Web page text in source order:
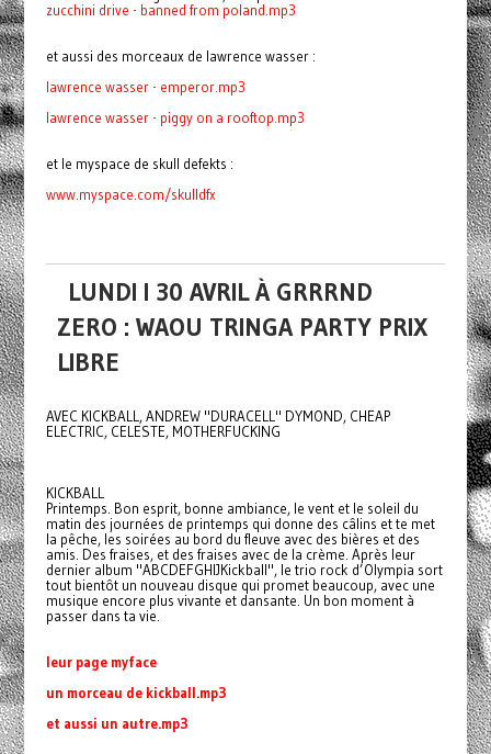
zucchini drive - banned from poland.mp3
et aussi des morceaux de lawrence wasser :
lawrence wasser - emperor.mp3
lawrence wasser - piggy on a rooftop.mp3
et le myspace de skull defekts :
www.myspace.com/skulldfx
LUNDI I 30 AVRIL À GRRRND
ZERO : WAOU TRINGA PARTY PRIX
LIBRE
AVEC KICKBALL, ANDREW "DURACELL" DYMOND, CHEAP
ELECTRIC, CELESTE, MOTHERFUCKING
KICKBALL
Printemps. Bon esprit, bonne ambiance, le vent et le soleil du
matin des journées de printemps qui donne des câlins et te met
la pêche, les soirées au bord du fleuve avec des bières et des
amis. Des fraises, et des fraises avec de la crème. Après leur
dernier album "ABCDEFGHIJKickball", le trio rock d’Olympia sort
tout bientôt un nouveau disque qui promet beaucoup, avec une
musique encore plus vivante et dansante. Un bon moment à
passer dans ta vie.
leur page myface
un morceau de kickball.mp3
et aussi un autre.mp3